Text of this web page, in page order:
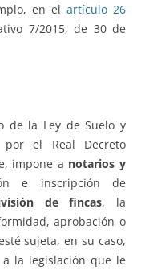
en el artículo 26
7/2015, de 30 de
de la Ley de Suelo y
por el Real Decreto
impone a notarios y
e inscripción de
de fincas, la
aprobación o
sujeta, en su caso,
la legislación que le